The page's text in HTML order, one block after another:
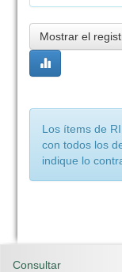
Mostrar el
Los ítems de
con todos los
indique lo
Consultar